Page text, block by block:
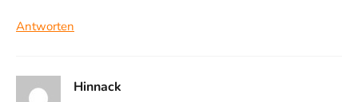
Antworten
Hinnack